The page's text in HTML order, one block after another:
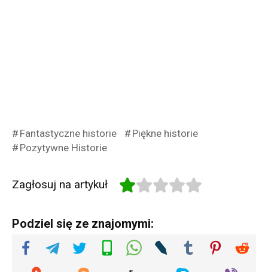
Fantastyczne historie
Piękne historie
Pozytywne Historie
Zagłosuj na artykuł
Podziel się ze znajomymi: